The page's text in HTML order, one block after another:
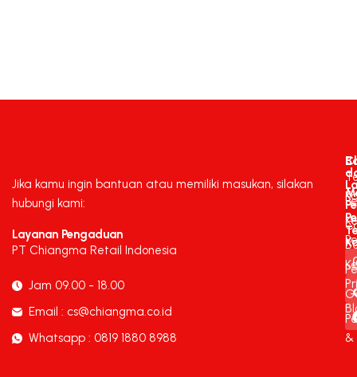
Jika kamu ingin bantuan atau memiliki masukan, silakan
hubungi kami:
Layanan Pengaduan
PT Chiangma Retail Indonesia
Jam 09.00 - 18.00
Email : cs@chiangma.co.id
Whatsapp : 0819 1880 8988
&